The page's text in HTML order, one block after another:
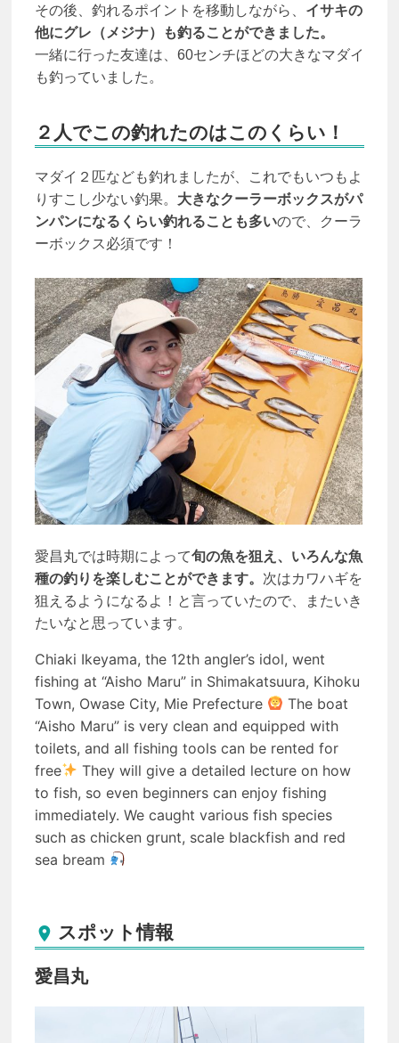
その後、釣れるポイントを移動しながら、 イサキの
他にグレ（メジナ）も釣ることができました。
一緒に行った友達は、60センチほどの大きなマダイ
も釣っていました。
２人でこの釣れたのはこのくらい！
マダイ２匹なども釣れましたが、これでもいつもよ
りすこし少ない釣果。 大きなクーラーボックスがパ
ンパンになるくらい釣れることも多いので、クーラ
ーボックス必須です！
愛昌丸では時期によって旬の魚を狙え、いろんな魚
種の釣りを楽しむことができます。 次はカワハギを
狙えるようになるよ！と言っていたので、またいき
たいなと思っています。
Chiaki Ikeyama, the 12th angler’s idol, went
fishing at “Aisho Maru” in Shimakatsuura, Kihoku
Town, Owase City, Mie Prefecture
The boat
“Aisho Maru” is very clean and equipped with
toilets, and all fishing tools can be rented for
free
They will give a detailed lecture on how
to fish, so even beginners can enjoy fishing
immediately. We caught various fish species
such as chicken grunt, scale blackfish and red
sea bream
 スポット情報
愛昌丸